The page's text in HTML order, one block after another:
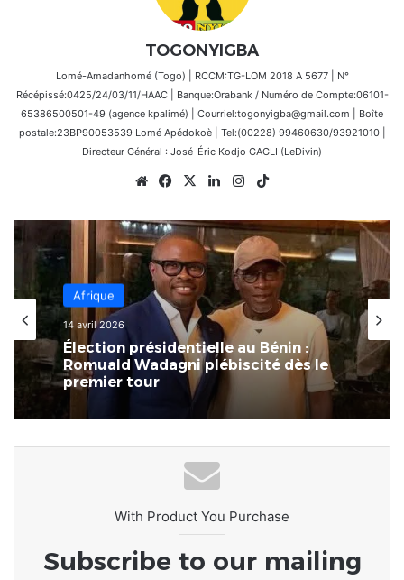
TOGONYIGBA
Lomé-Amadanhomé (Togo) | RCCM:TG-LOM 2018 A 5677 | N°
Récépissé:0425/24/03/11/HAAC | Banque:Orabank / Numéro de Compte:06101-
65386500501-49 (agence kpalimé) | Courriel:togonyigba@gmail.com | Boîte
postale:23BP90053539 Lomé Apédokoè | Tel:(00228) 99460630/93921010 |
Directeur Général : José-Éric Kodjo GAGLI (LeDivin)
WebsiteFacebook
X LinkedinInstagram
Afrique
14 avril 2026
Élection présidentielle au Bénin :
Romuald Wadagni plébiscité dès le
premier tour
With Product You Purchase
Subscribe to our mailing